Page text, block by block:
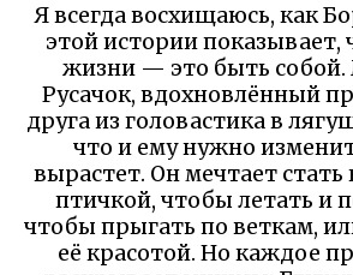
Я всегда восхищаюсь, как
этой истории показывает,
жизни — это быть собой.
Русачок, вдохновлённый
друга из головастика в
что и ему нужно
вырастет. Он мечтает
птичкой, чтобы летать и
чтобы прыгать по веткам,
её красотой. Но каждое